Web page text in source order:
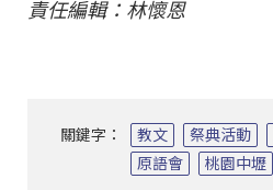
責任編輯：林懷恩
關鍵字： 教文 祭典活動
原語會
桃園中壢